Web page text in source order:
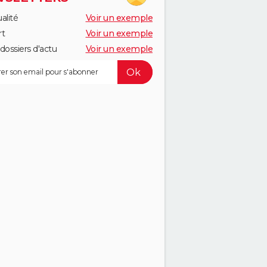
Voir un exemple
Voir un exemple
d'actu
Voir un exemple